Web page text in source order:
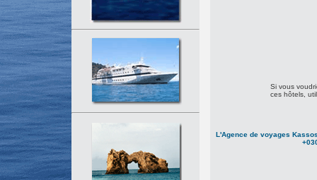
Si vous
ces hôtels,
L'Agence de voyages